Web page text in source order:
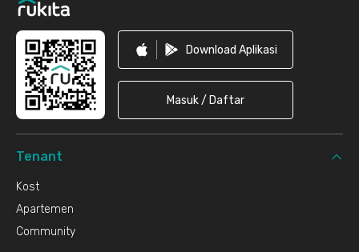
Download Aplikasi
Masuk / Daftar
Tenant
Kost
Apartemen
Community